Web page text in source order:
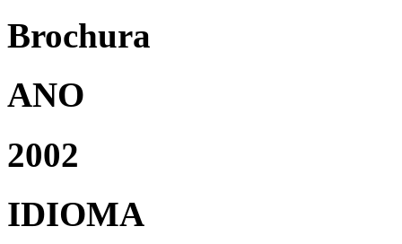
Brochura
ANO
2002
IDIOMA